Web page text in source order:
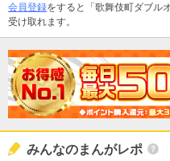
会員登録をすると「歌舞伎町ダブル
受け取れます。
みんなのまんがレポ